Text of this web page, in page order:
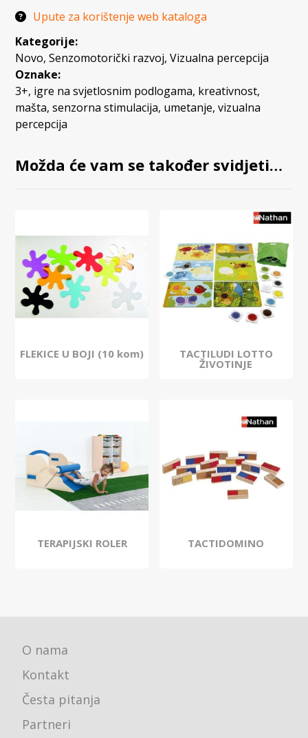
Upute za korištenje web kataloga
Kategorije:
Novo,Senzomotorički razvoj,Vizualna percepcija
Oznake:
3+, igre na svjetlosnim podlogama, kreativnost,
mašta,senzorna stimulacija, umetanje,vizualna
percepcija
Možda će vam se također svidjeti…
FLEKICE U BOJI (10 kom) TACTILUDI LOTTO
ŽIVOTINJE
TERAPIJSKI ROLER TACTIDOMINO
O nama
Kontakt
Česta pitanja
Partneri